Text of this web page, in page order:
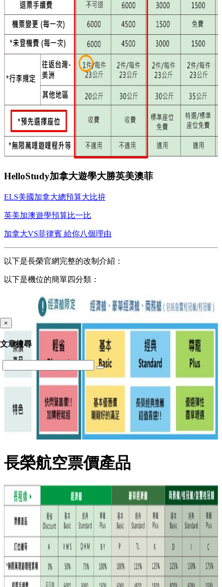
HelloStudy加拿大遊學大勝英美澳菲
ELS美國加拿大總預算大比拚
英美加澳遊學預算比一比
加拿大VS菲律賓 給你八個理由
以下是長榮官網完整的改制介紹：
以下是機位的簡單四分類：
長榮航空票價產品
×
文章搜尋